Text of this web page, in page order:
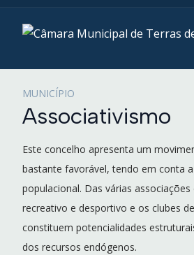
MUNICÍPIO
Associativismo
Este concelho apresenta um
bastante favorável, tendo em conta
populacional. Das várias
recreativo e desportivo e os clubes
constituem potencialidades
dos recursos endógenos.